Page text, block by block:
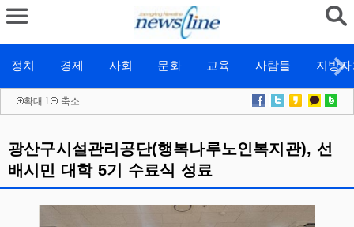
정치 경제 사회 문화 교육 사람들 지방
확대 l 축소
광산구시설관리공단(행복나루노인복지관), 선
배시민 대학 5기 수료식 성료